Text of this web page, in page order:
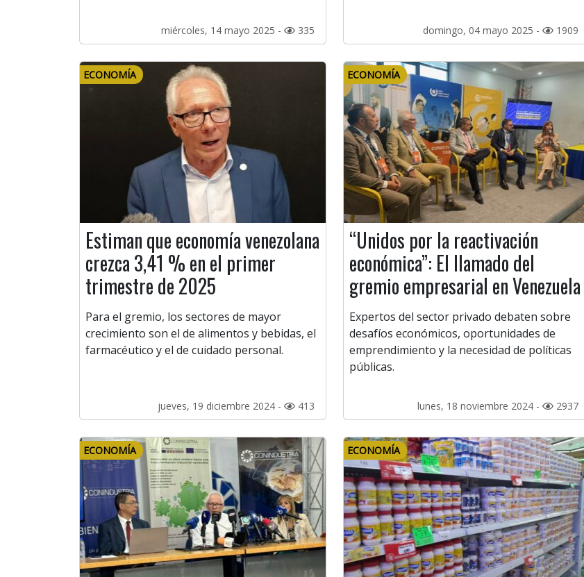
miércoles, 14 mayo 2025 - 335 domingo, 04 mayo 2025 - 1909
ECONOMÍA
Estiman que economía venezolana
crezca 3,41 % en el primer
trimestre de 2025
Para el gremio, los sectores de mayor
crecimiento son el de alimentos y bebidas, el
farmacéutico y el de cuidado personal.
jueves, 19 diciembre 2024 - 413
ECONOMÍA
“Unidos por la reactivación
económica”: El llamado del
gremio empresarial en Venezuela
Expertos del sector privado debaten sobre
desafíos económicos, oportunidades de
emprendimiento y la necesidad de políticas
públicas.
lunes, 18 noviembre 2024 - 2937
ECONOMÍA ECONOMÍA